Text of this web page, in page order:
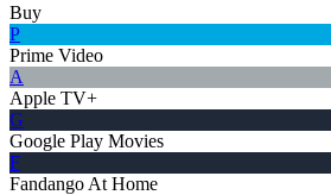
Buy
P
Prime Video
A
Apple TV+
G
Google Play Movies
F
Fandango At Home